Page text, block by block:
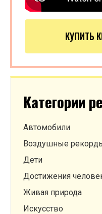
КУПИТЬ
Категории
Автомобили
Воздушные
Дети
Достижения
Живая природа
Искусство